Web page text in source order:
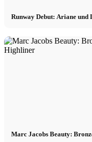
Runway Debut: Ariane
Marc Jacobs Beauty: